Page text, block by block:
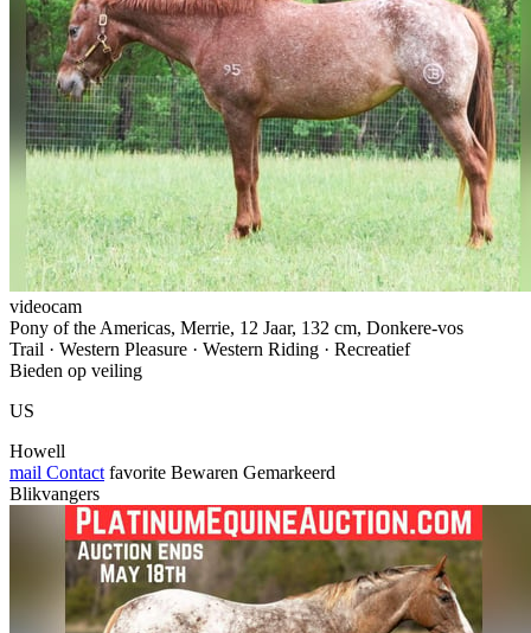
videocam
Pony of the Americas, Merrie, 12 Jaar, 132 cm, Donkere-vos
Trail · Western Pleasure · Western Riding · Recreatief
Bieden op veiling
US
Howell
mail Contact favorite Bewaren Gemarkeerd
Blikvangers